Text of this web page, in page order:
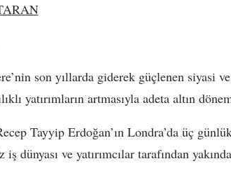
son yıllarda giderek güçlenen siyasi
yatırımların artmasıyla adeta altın
Tayyip Erdoğan’ın Londra’da üç
dünyası ve yatırımcılar tarafından